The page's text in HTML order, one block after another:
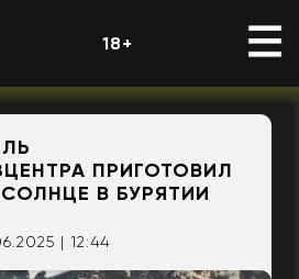
18+
ПРИГОТОВИЛ
В БУРЯТИИ
| 12:44